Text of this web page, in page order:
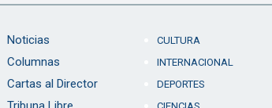
Noticias
Columnas
Cartas al Director
CULTURA
INTERNACIONAL
DEPORTES